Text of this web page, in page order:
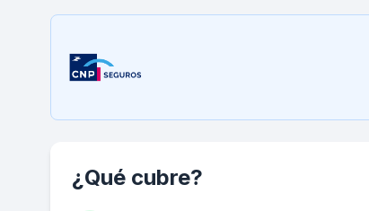
¿Qué cubre?